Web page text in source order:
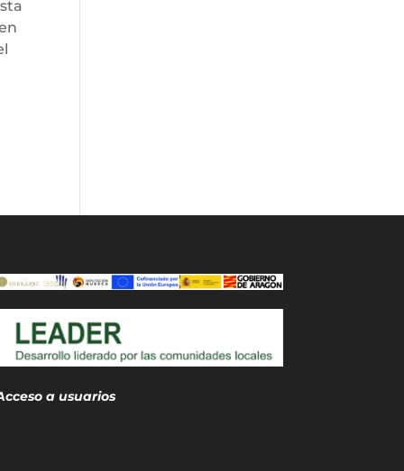
a usuarios